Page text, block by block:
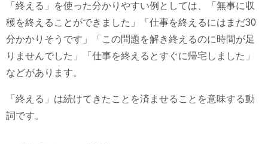
「終える」を使った分かりやすい例としては、「無事に収
穫を終えることができました」「仕事を終えるにはまだ30
分かかりそうです」「この問題を解き終えるのに時間が足
りませんでした」「仕事を終えるとすぐに帰宅しました」
などがあります。
「終える」は続けてきたことを済ませることを意味する動
詞です。